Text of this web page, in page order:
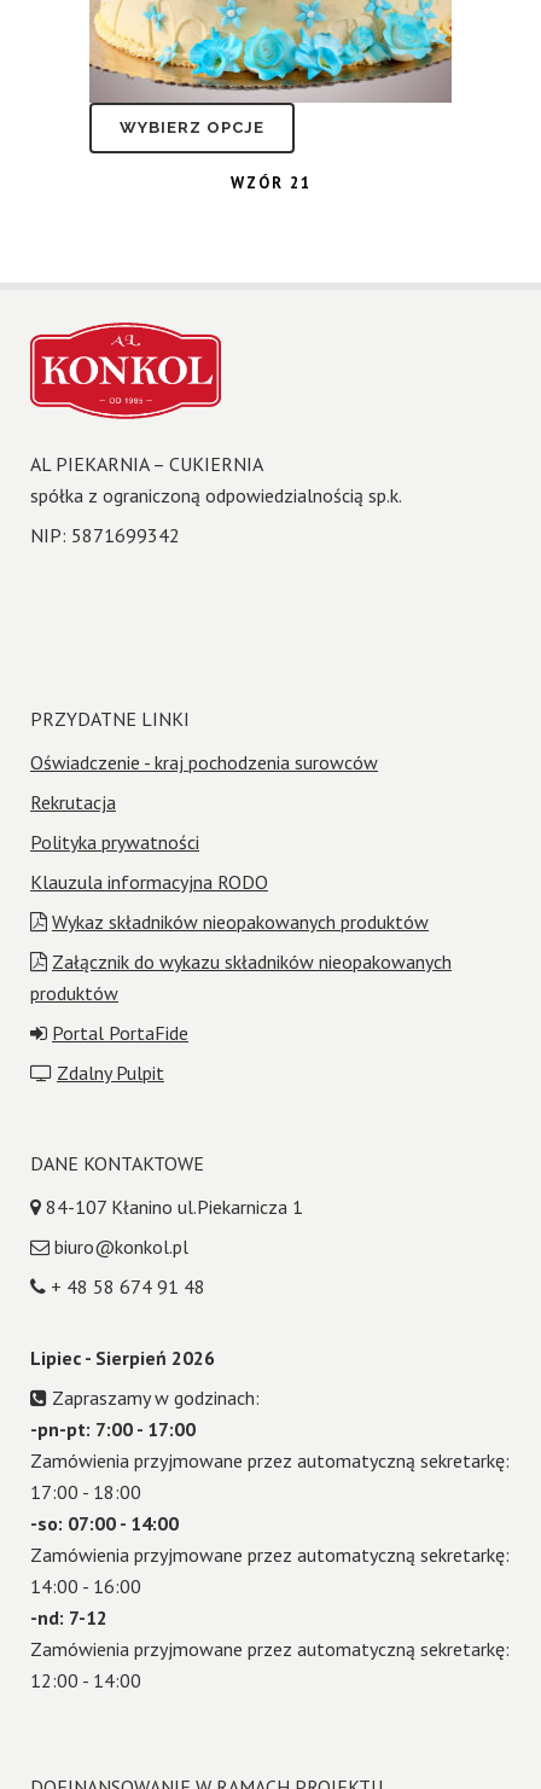
WYBIERZ OPCJE
WZÓR 21
AL PIEKARNIA – CUKIERNIA
spółka z ograniczoną odpowiedzialnością sp.k.
NIP: 5871699342
PRZYDATNE LINKI
Oświadczenie - kraj pochodzenia surowców
Rekrutacja
Polityka prywatności
Klauzula informacyjna RODO
Wykaz składników nieopakowanych produktów
Załącznik do wykazu składników nieopakowanych
produktów
Portal PortaFide
Zdalny Pulpit
DANE KONTAKTOWE
84-107 Kłanino ul.Piekarnicza 1
biuro@konkol.pl
+ 48 58 674 91 48
Lipiec - Sierpień 2026
Zapraszamy w godzinach:
-pn-pt: 7:00 - 17:00
Zamówienia przyjmowane przez automatyczną sekretarkę:
17:00 - 18:00
-so: 07:00 - 14:00
Zamówienia przyjmowane przez automatyczną sekretarkę:
14:00 - 16:00
-nd: 7-12
Zamówienia przyjmowane przez automatyczną sekretarkę:
12:00 - 14:00